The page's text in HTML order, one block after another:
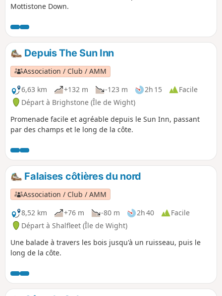
Mottistone Down.
Depuis The Sun Inn
Association / Club / AMM
6,63 km
+132 m -123 m 2h 15
Facile
Départ à Brighstone (Île de Wight)
Promenade facile et agréable depuis le Sun Inn, passant
par des champs et le long de la côte.
Falaises côtières du nord
Association / Club / AMM
8,52 km
+76 m -80 m 2h 40
Facile
Départ à Shalfleet (Île de Wight)
Une balade à travers les bois jusqu'à un ruisseau, puis le
long de la côte.